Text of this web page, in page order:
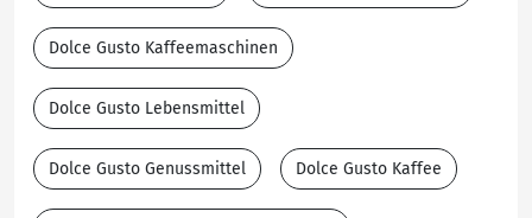
Dolce Gusto Kaffeemaschinen
Dolce Gusto Lebensmittel
Dolce Gusto Genussmittel Dolce Gusto Kaffee